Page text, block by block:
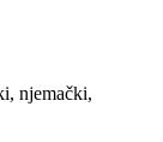
njemački,